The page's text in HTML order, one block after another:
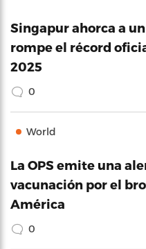
Singapur ahorca a
rompe el récord
2025
0
World
La OPS emite una
vacunación por el
América
0